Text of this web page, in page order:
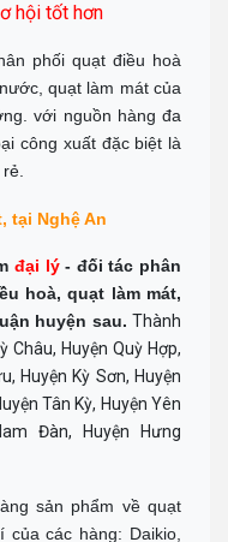
hội tốt hơn
phối quạt điều hoà
quạt làm mát của
với nguồn hàng đa
công xuất đặc biệt là
tại Nghệ An
đại lý- đối tác phân
hoà, quạt làm mát,
huyện sau. Thành
Châu, Huyện Quỳ Hợp,
Huyện Kỳ Sơn, Huyện
Tân Kỳ, Huyện Yên
Đàn, Huyện Hưng
sản phẩm về quạt
của các hàng: Daikio,